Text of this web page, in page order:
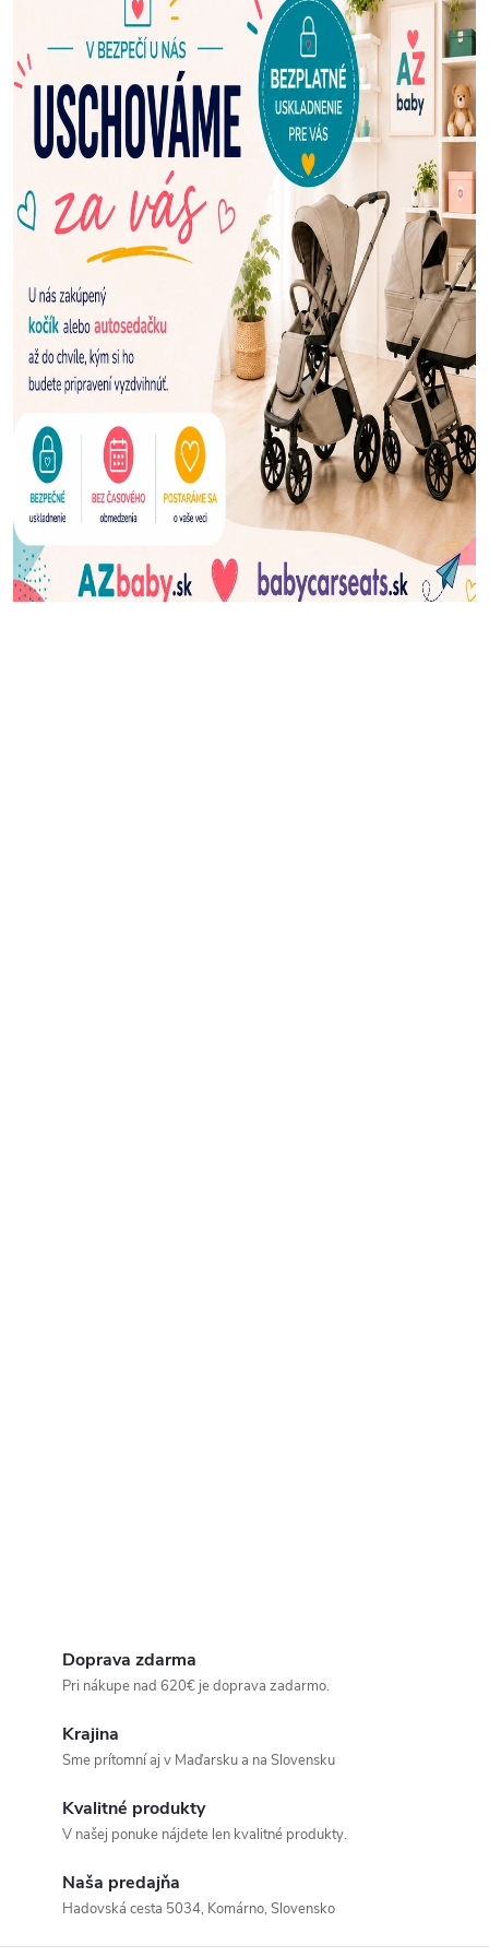
N
A
Š
U
P
R
E
D
A
J
Ň
U
Doprava zdarma
Pri nákupe nad 620€ je doprava zadarmo.
Krajina
Sme prítomní aj v Maďarsku a na Slovensku
Kvalitné produkty
V našej ponuke nájdete len kvalitné produkty.
Naša predajňa
Hadovská cesta 5034, Komárno, Slovensko